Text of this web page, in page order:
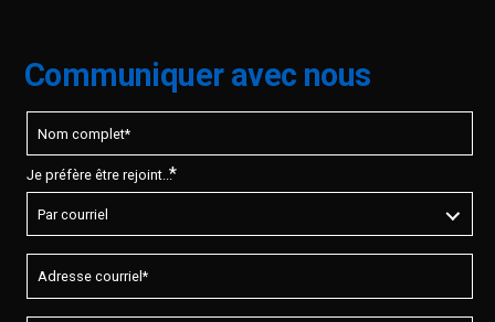
Communiquer avec nous
Je préfère être rejoint...*